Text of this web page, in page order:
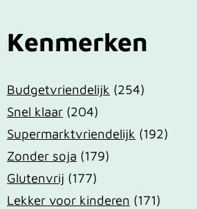
Kenmerken
Budgetvriendelijk (254)
Snel klaar (204)
Supermarktvriendelijk (192)
Zonder soja (179)
Glutenvrij (177)
Lekker voor kinderen (171)